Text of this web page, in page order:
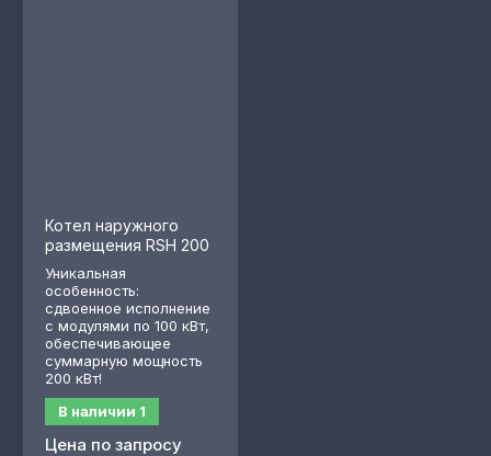
Котел наружного
размещения RSH 200
Уникальная
особенность:
сдвоенное исполнение
с модулями по 100 кВт,
обеспечивающее
суммарную мощность
200 кВт!
В наличии 1
Цена по запросу